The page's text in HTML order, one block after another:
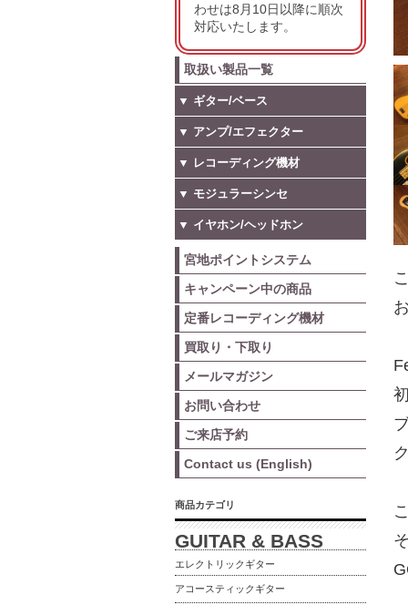
わせは8月10日以降に順次
対応いたします。
取扱い製品一覧
▼ ギター/ベース
▼ アンプ/エフェクター
▼ レコーディング機材
▼ モジュラーシンセ
▼ イヤホン/ヘッドホン
宮地ポイントシステム
キャンペーン中の商品
定番レコーディング機材
買取り・下取り
メールマガジン
お問い合わせ
ご来店予約
Contact us (English)
商品カテゴリ
GUITAR & BASS
エレクトリックギター
アコースティックギター